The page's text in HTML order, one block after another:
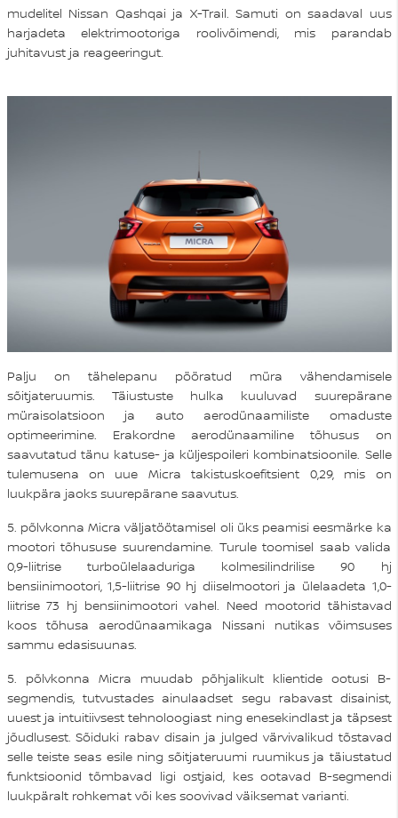
mudelitel Nissan Qashqai ja X-Trail. Samuti on saadaval uus
harjadeta elektrimootoriga roolivõimendi, mis parandab
juhitavust ja reageeringut.
Palju on tähelepanu pööratud müra vähendamisele
sõitjateruumis. Täiustuste hulka kuuluvad suurepärane
müraisolatsioon ja auto aerodünaamiliste omaduste
optimeerimine. Erakordne aerodünaamiline tõhusus on
saavutatud tänu katuse- ja küljespoileri kombinatsioonile. Selle
tulemusena on uue Micra takistuskoefitsient 0,29, mis on
luukpära jaoks suurepärane saavutus.
5. põlvkonna Micra väljatöötamisel oli üks peamisi eesmärke ka
mootori tõhususe suurendamine. Turule toomisel saab valida
0,9-liitrise turboülelaaduriga kolmesilindrilise 90 hj
bensiinimootori, 1,5-liitrise 90 hj diiselmootori ja ülelaadeta 1,0-
liitrise 73 hj bensiinimootori vahel. Need mootorid tähistavad
koos tõhusa aerodünaamikaga Nissani nutikas võimsuses
sammu edasisuunas.
5. põlvkonna Micra muudab põhjalikult klientide ootusi B-
segmendis, tutvustades ainulaadset segu rabavast disainist,
uuest ja intuitiivsest tehnoloogiast ning enesekindlast ja täpsest
jõudlusest. Sõiduki rabav disain ja julged värvivalikud tõstavad
selle teiste seas esile ning sõitjateruumi ruumikus ja täiustatud
funktsioonid tõmbavad ligi ostjaid, kes ootavad B-segmendi
luukpäralt rohkemat või kes soovivad väiksemat varianti.